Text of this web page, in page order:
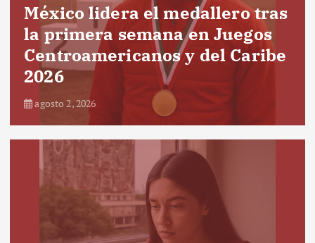
México lidera el medallero tras
la primera semana en Juegos
Centroamericanos y del Caribe
2026
agosto 2, 2026